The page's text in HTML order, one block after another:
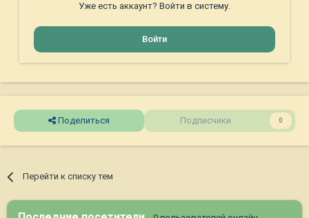
Уже есть аккаунт? Войти в систему.
Войти
Поделиться Подписчики 0
Перейти к списку тем